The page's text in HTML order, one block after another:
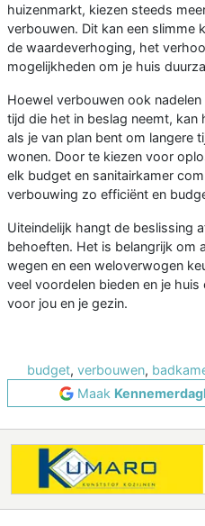
huizenmarkt, kiezen steeds
verbouwen. Dit kan een slimme
de waardeverhoging, het
mogelijkheden om je huis
Hoewel verbouwen ook
tijd die het in beslag neemt, kan
als je van plan bent om langere
wonen. Door te kiezen voor
elk budget en sanitairkamer
verbouwing zo efficiënt en
Uiteindelijk hangt de beslissing
behoeften. Het is belangrijk om
wegen en een weloverwogen
veel voordelen bieden en je
voor jou en je gezin.
budget, verbouwen,
Maak